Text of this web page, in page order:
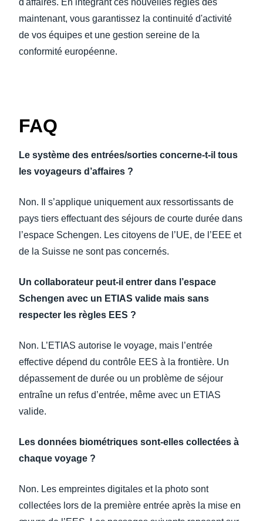
d'affaires. En intégrant ces nouvelles règles dès
maintenant, vous garantissez la continuité d'activité
de vos équipes et une gestion sereine de la
conformité européenne.
FAQ
Le système des entrées/sorties concerne-t-il tous
les voyageurs d’affaires ?
Non. Il s’applique uniquement aux ressortissants de
pays tiers effectuant des séjours de courte durée dans
l’espace Schengen. Les citoyens de l’UE, de l’EEE et
de la Suisse ne sont pas concernés.
Un collaborateur peut-il entrer dans l’espace
Schengen avec un ETIAS valide mais sans
respecter les règles EES ?
Non. L’ETIAS autorise le voyage, mais l’entrée
effective dépend du contrôle EES à la frontière. Un
dépassement de durée ou un problème de séjour
entraîne un refus d’entrée, même avec un ETIAS
valide.
Les données biométriques sont-elles collectées à
chaque voyage ?
Non. Les empreintes digitales et la photo sont
collectées lors de la première entrée après la mise en